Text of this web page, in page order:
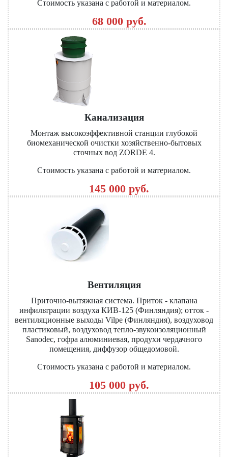
Стоимость указана с работой и материалом.
68 000 руб.
Канализация
Монтаж высокоэффективной станции глубокой
биомеханической очистки хозяйственно-бытовых
сточных вод ZORDE 4.
Стоимость указана с работой и материалом.
145 000 руб.
Вентиляция
Приточно-вытяжная система. Приток - клапана
инфильтрации воздуха КИВ-125 (Финляндия); отток -
вентиляционные выходы Vilpe (Финляндия), воздуховод
пластиковый, воздуховод тепло-звукоизоляционный
Sanodec, гофра алюминиевая, продухи чердачного
помещения, диффузор общедомовой.
Стоимость указана с работой и материалом.
105 000 руб.